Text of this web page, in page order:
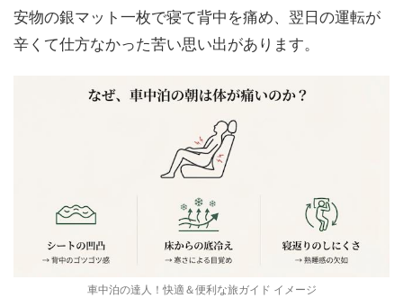
安物の銀マット一枚で寝て背中を痛め、翌日の運転が
辛くて仕方なかった苦い思い出があります。
車中泊の達人！快適＆便利な旅ガイド イメージ